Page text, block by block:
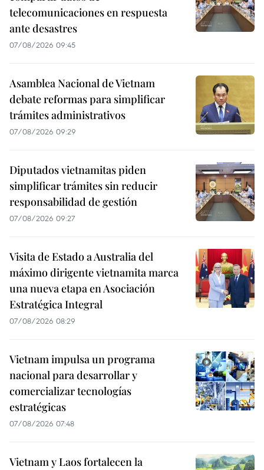
telecomunicaciones en respuesta
ante desastres
07/08/2026 09:45
Asamblea Nacional de Vietnam
debate reformas para simplificar
trámites administrativos
07/08/2026 09:29
Diputados vietnamitas piden
simplificar trámites sin reducir
responsabilidad de gestión
07/08/2026 09:27
Visita de Estado a Australia del
máximo dirigente vietnamita marca
una nueva etapa en Asociación
Estratégica Integral
07/08/2026 08:29
Vietnam impulsa un programa
nacional para desarrollar y
comercializar tecnologías
estratégicas
07/08/2026 07:48
Vietnam y Laos fortalecen la